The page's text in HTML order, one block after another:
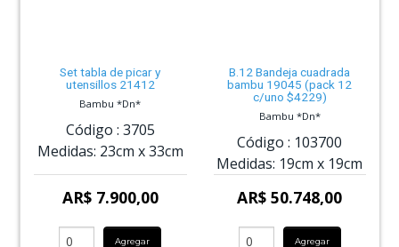
Set tabla de picar y
utensillos 21412
Bambu *Dn*
Código : 3705
Medidas: 23cm x33cm
AR$ 7.900,00
Agregar
B.12 Bandeja cuadrada
bambu 19045 (pack 12
c/uno $4229)
Bambu *Dn*
Código : 103700
Medidas: 19cm x 19cm
AR$ 50.748,00
Agregar